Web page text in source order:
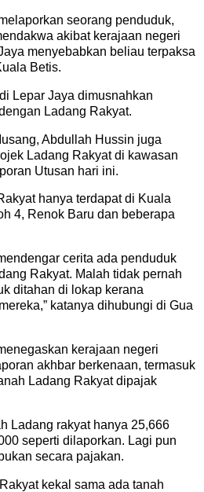
seorang penduduk,
akibat kerajaan negeri
menyebabkan beliau terpaksa
Betis.
Lepar Jaya dimusnahkan
Ladang Rakyat.
Abdullah Hussin juga
Ladang Rakyat di kawasan
Utusan hari ini.
hanya terdapat di Kuala
4, Renok Baru dan beberapa
cerita ada penduduk
Rakyat. Malah tidak pernah
ditahan di lokap kerana
katanya dihubungi di Gua
kerajaan negeri
akhbar berkenaan, termasuk
Ladang Rakyat dipajak
Ladang rakyat hanya 25,666
seperti dilaporkan. Lagi pun
secara pajakan.
kekal sama ada tanah